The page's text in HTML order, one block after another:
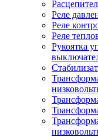
Реле
Реле
Реле
Рукоятка